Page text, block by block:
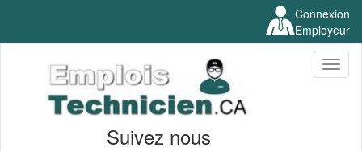
Connexion
Employeur
Suivez nous